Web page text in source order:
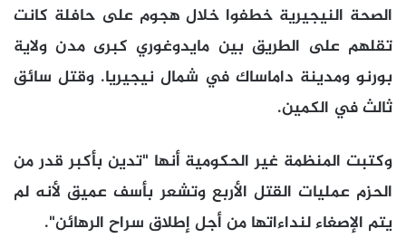
الصحة النيجيرية خطفوا خلال هجوم على حافلة كانت
تقلهم على الطريق بين مايدوغوري كبرى مدن ولاية
بورنو ومدينة داماساك في شمال نيجيريا. وقتل سائق
ثالث في الكمين.
وكتبت المنظمة غير الحكومية أنها "تدين بأكبر قدر من
الحزم عمليات القتل الأربع وتشعر بأسف عميق لأنه لم
يتم الإصغاء لنداءاتها من أجل إطلاق سراح الرهائن".